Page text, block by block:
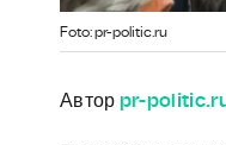
Foto: pr-politic.ru
Автор pr-